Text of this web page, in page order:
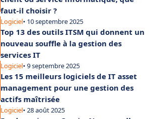
faut-il choisir ?
Logiciel• 10 septembre 2025
Top 13 des outils ITSM qui donnent un
nouveau souffle à la gestion des
services IT
Logiciel• 9 septembre 2025
Les 15 meilleurs logiciels de IT asset
management pour une gestion des
actifs maîtrisée
Logiciel• 28 août 2025